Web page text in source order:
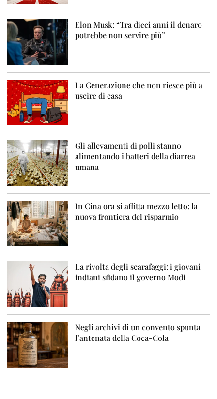
Elon Musk: “Tra dieci anni il denaro
potrebbe non servire più”
La Generazione che non riesce più a
uscire di casa
Gli allevamenti di polli stanno
alimentando i batteri della diarrea
umana
In Cina ora si affitta mezzo letto: la
nuova frontiera del risparmio
La rivolta degli scarafaggi: i giovani
indiani sfidano il governo Modi
Negli archivi di un convento spunta
l’antenata della Coca-Cola